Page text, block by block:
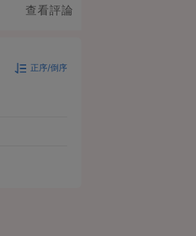
查看評論
正序/倒序